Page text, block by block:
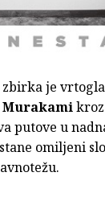
zbirka je
putove u
omiljeni